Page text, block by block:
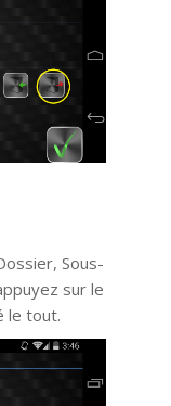
Sous-
sur le
le tout.